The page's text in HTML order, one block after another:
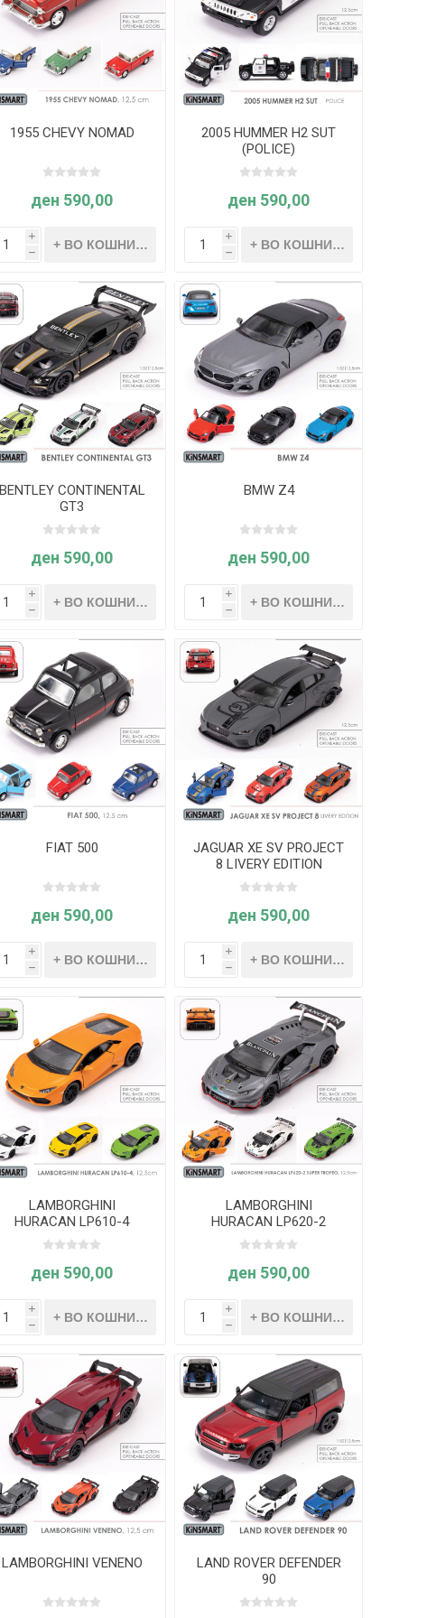
1955 CHEVY NOMAD
ден 590,00
i
h
2005 HUMMER H2 SUT
(POLICE)
ден 590,00
i
h
BENTLEY CONTINENTAL
GT3
ден 590,00
i
h
BMW Z4
ден 590,00
i
h
FIAT 500
ден 590,00
i
h
JAGUAR XE SV PROJECT
8 LIVERY EDITION
ден 590,00
i
h
LAMBORGHINI
HURACAN LP610-4
ден 590,00
i
h
LAMBORGHINI
HURACAN LP620-2
SUPER TROFEO
ден 590,00
i
h
LAMBORGHINI VENENO
LAND ROVER DEFENDER
90